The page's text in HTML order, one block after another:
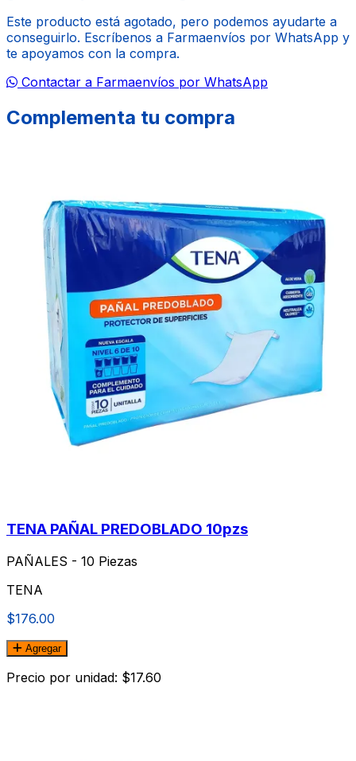
Este producto está agotado, pero podemos ayudarte a
conseguirlo. Escríbenos a Farmaenvíos por WhatsApp y
te apoyamos con la compra.
Contactar a Farmaenvíos por WhatsApp
Complementa tu compra
TENA PAÑAL PREDOBLADO 10pzs
PAÑALES - 10 Piezas
TENA
$176.00
Agregar
Precio por unidad: $17.60